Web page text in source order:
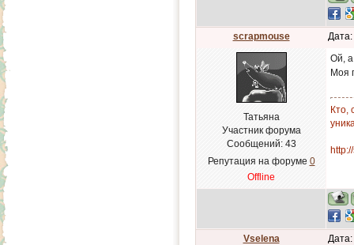
scrapmouse
Татьяна
Участник форума
Сообщений: 43
Репутация на форуме 0
Offline
Ой, а
Моя
Кто,
Vselena